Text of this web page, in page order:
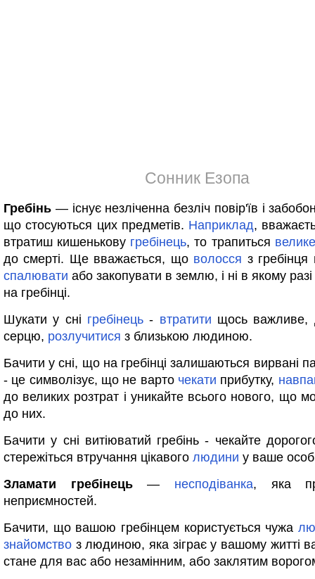
Сонник Езопа
Гребінь — існує незліченна безліч повір'їв і
що стосуються цих предметів. Наприклад,
втратиш кишенькову гребінець, то трапиться велике
до смерті. Ще вважається, що волосся з гребінця
спалювати або закопувати в землю, і ні в якому
на гребінці.
Шукати у сні гребінець - втратити щось важливе,
серцю, розлучитися з близькою людиною.
Бачити у сні, що на гребінці залишаються вирвані
- це символізує, що не варто чекати прибутку,
до великих розтрат і уникайте всього нового, що
до них.
Бачити у сні витіюватий гребінь - чекайте
стережіться втручання цікавого людини у ваше
Зламати гребінець— несподіванка, яка
неприємностей.
Бачити, що вашою гребінцем користується чужа
знайомство з людиною, яка зіграє у вашому житті
стане для вас або незамінним, або заклятим